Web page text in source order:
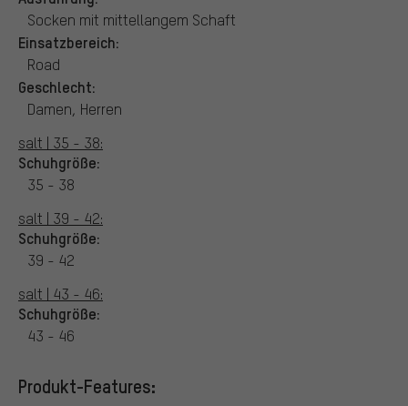
Socken mit mittellangem Schaft
Einsatzbereich:
Road
Geschlecht:
Damen, Herren
salt | 35 - 38:
Schuhgröße:
35 - 38
salt | 39 - 42:
Schuhgröße:
39 - 42
salt | 43 - 46:
Schuhgröße:
43 - 46
Produkt-Features: